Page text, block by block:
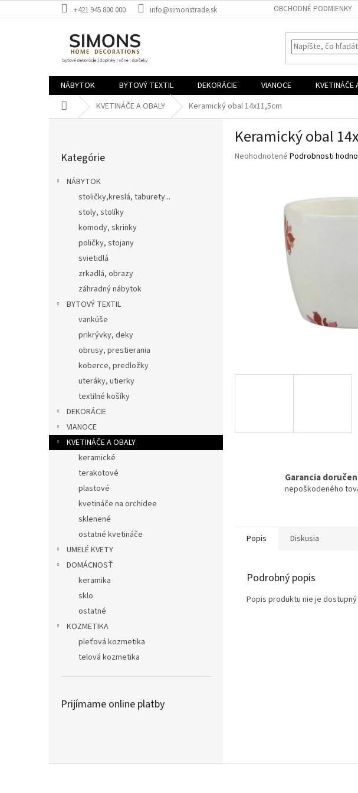
na
+421 945 800 000 info@simonstrade.sk OBCHODNÉ PODMIENKY
NÁBYTOK BYTOVÝ TEXTIL DEKORÁCIE VIANOCE KVETINÁČE
DomovKVETINÁČE A OBALY Keramický obal 14x11,5cm
kategórie
Kategórie
NÁBYTOK
stoličky,kreslá, taburety...
stoly, stolíky
komody, skrinky
poličky, stojany
svietidlá
zrkadlá, obrazy
záhradný nábytok
BYTOVÝ TEXTIL
vankúše
prikrývky, deky
obrusy, prestierania
koberce, predložky
uteráky, utierky
textilné košíky
DEKORÁCIE
VIANOCE
KVETINÁČE A OBALY
keramické
terakotové
plastové
kvetináče na orchidee
sklenené
ostatné kvetináče
UMELÉ KVETY
DOMÁCNOSŤ
keramika
sklo
ostatné
KOZMETIKA
pleťová kozmetika
telová kozmetika
Prijímame online platby
Keramický obal
Priemerné
Neohodnotené Podrobnosti
Garancia
nepoškodeného
Popis Diskusia
Podrobný popis
Popis produktu nie je dostupný